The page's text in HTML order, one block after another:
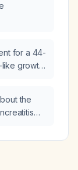
for a 44-
growth
the